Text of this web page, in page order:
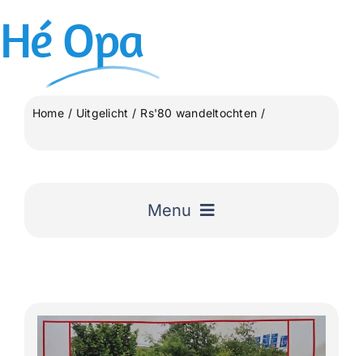
inhoud
Hé Opa
Home Uitgelicht
Rs'80 wandeltochten
Menu
Uitgelicht